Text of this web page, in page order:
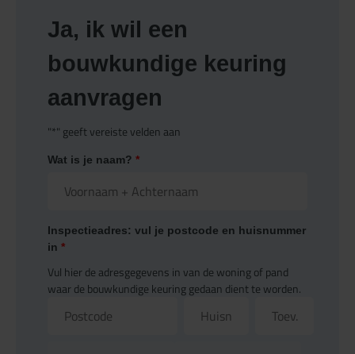
Ja, ik wil een
bouwkundige keuring
aanvragen
"*" geeft vereiste velden aan
Wat is je naam? *
Inspectieadres: vul je postcode en huisnummer
in *
Vul hier de adresgegevens in van de woning of pand
waar de bouwkundige keuring gedaan dient te worden.